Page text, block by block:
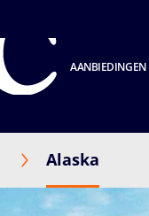
AANBIEDINGEN
Alaska